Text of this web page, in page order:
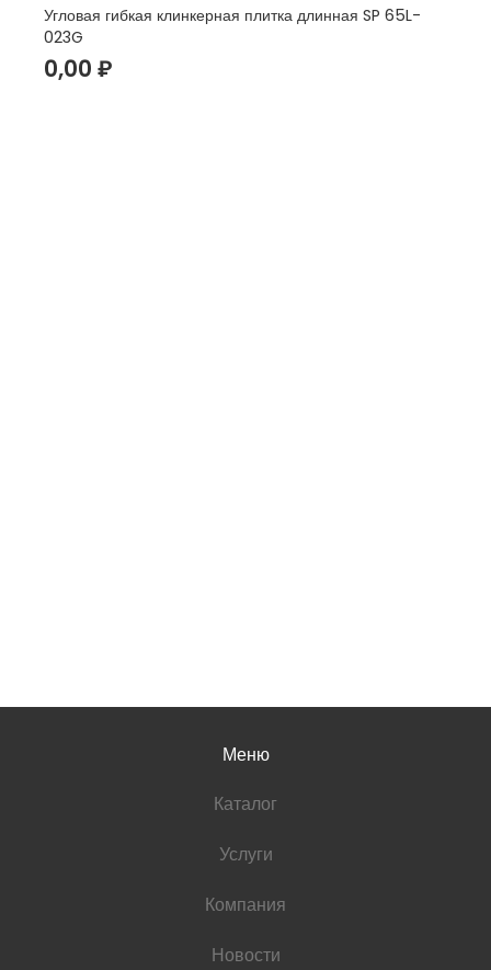
Угловая гибкая клинкерная плитка длинная SP 65L-
023G
0,00 ₽
Меню
Каталог
Услуги
Компания
Новости